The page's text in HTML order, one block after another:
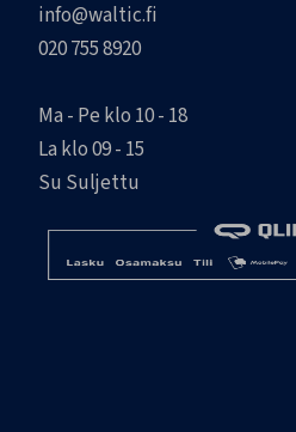
info@waltic.fi
020 755 8920
Ma - Pe klo 10 - 18
La klo 09 - 15
Su Suljettu